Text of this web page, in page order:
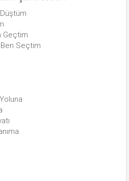
Geçtim
Seçtim